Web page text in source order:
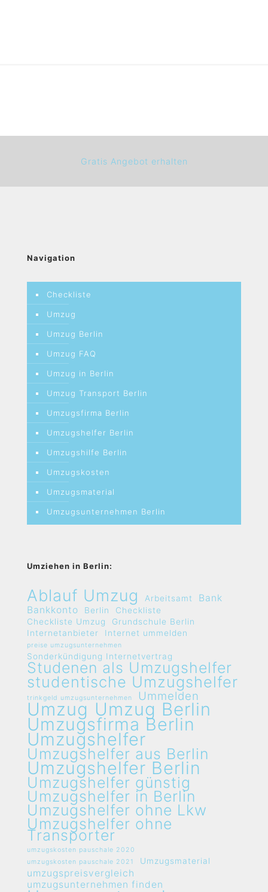
Gratis Angebot erhalten
Navigation
Checkliste
Umzug
Umzug Berlin
Umzug FAQ
Umzug in Berlin
Umzug Transport Berlin
Umzugsfirma Berlin
Umzugshelfer Berlin
Umzugshilfe Berlin
Umzugskosten
Umzugsmaterial
Umzugsunternehmen Berlin
Umziehen in Berlin:
Ablauf Umzug Arbeitsamt
Bank
Bankkonto
Berlin
Checkliste
Checkliste Umzug
Grundschule Berlin
Internetanbieter
Internet ummelden
preise umzugsunternehmen
Sonderkündigung Internetvertrag
Studenen als Umzugshelfer
studentische Umzugshelfer
trinkgeld umzugsunternehmen Ummelden
Umzug Umzug Berlin
Umzugsfirma Berlin
Umzugshelfer
Umzugshelfer aus Berlin
Umzugshelfer Berlin
Umzugshelfer günstig
Umzugshelfer in Berlin
Umzugshelfer ohne Lkw
Umzugshelfer ohne
Transporter
umzugskosten pauschale 2020
umzugskosten pauschale 2021
Umzugsmaterial
umzugspreisvergleich
umzugsunternehmen finden